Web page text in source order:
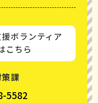
ボランティア
こちら
課
5582